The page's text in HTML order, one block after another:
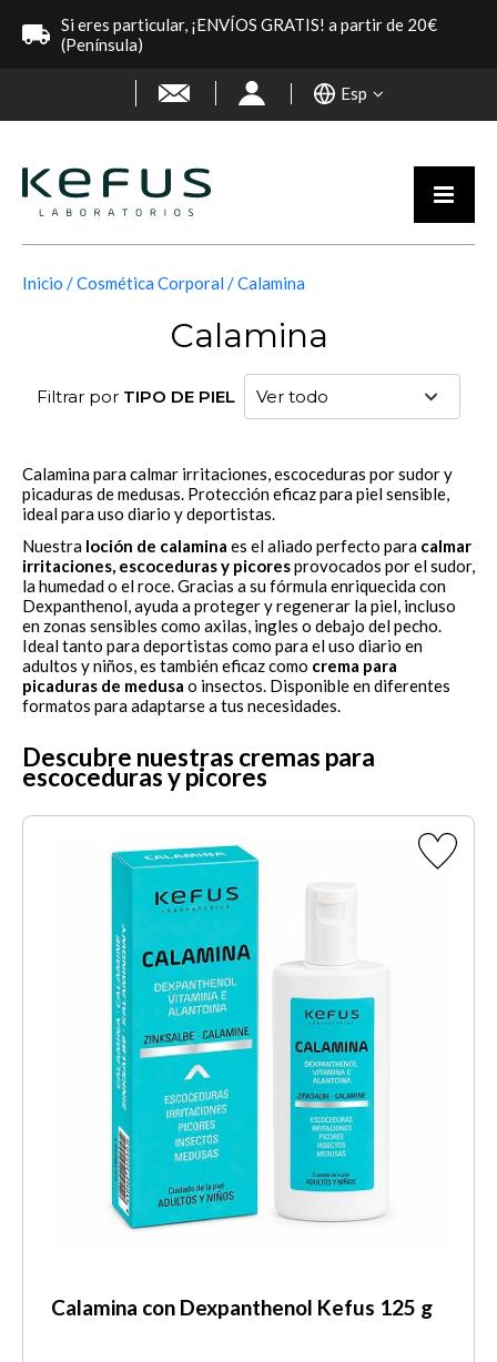
Si eres particular, ¡ENVÍOS GRATIS! a partir de 20€
(Península)
Esp
Inicio Cosmética Corporal Calamina
Calamina
Filtrar por TIPO DE PIEL
Calamina para calmar irritaciones, escoceduras por sudor y
picaduras de medusas. Protección eficaz para piel sensible,
ideal para uso diario y deportistas.
Nuestra loción de calamina es el aliado perfecto para calmar
irritaciones, escoceduras y picoresprovocados por el sudor,
la humedad o el roce. Gracias a su fórmula enriquecida con
Dexpanthenol, ayuda a proteger y regenerar la piel, incluso
en zonas sensibles como axilas, ingles o debajo del pecho.
Ideal tanto para deportistas como para el uso diario en
adultos y niños, es también eficaz como crema para
picaduras de medusa o insectos. Disponible en diferentes
formatos para adaptarse a tus necesidades.
Descubre nuestras cremas para
escoceduras y picores
Calamina con Dexpanthenol Kefus 125 g